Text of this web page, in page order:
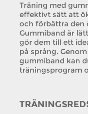
Träning med
effektivt sätt att
och förbättra den
Gummiband är
gör dem till ett
på språng.
gummiband kan
träningsprogram